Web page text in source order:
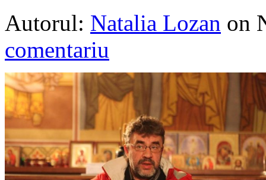
Autorul: Natalia Lozan on
comentariu